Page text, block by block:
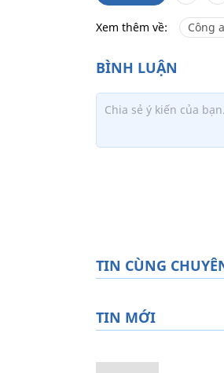
Xem thêm về: Công
TIN CÙNG
TIN MỚI